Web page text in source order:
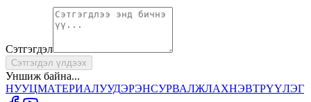
Сэтгэгдэл
Сэтгэгдэл үлдээх
Уншиж байна...
НУУЦМАТЕРИАЛУУДЭРЭНСУРВАЛЖЛАХНЭВТРҮҮЛЭГ